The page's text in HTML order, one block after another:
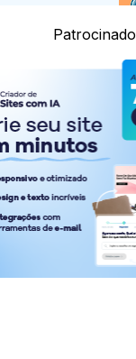
Patrocinado